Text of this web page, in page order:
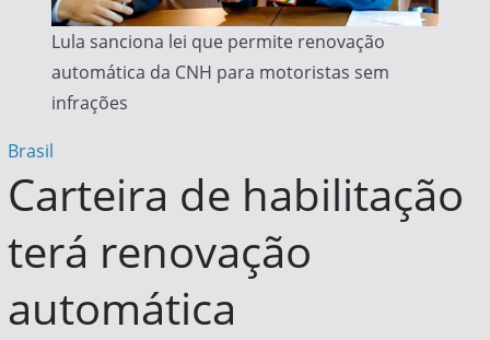
Lula sanciona lei que permite renovação
automática da CNH para motoristas sem
infrações
Brasil
Carteira de habilitação
terá renovação
automática